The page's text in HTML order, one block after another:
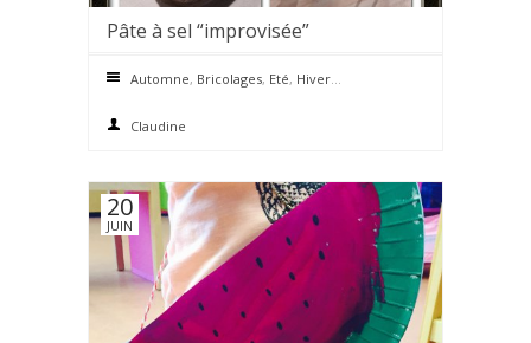
0 comments
Pâte à sel “improvisée”
Automne, Bricolages, Eté, Hiver,Printemps
Claudine
20
JUIN